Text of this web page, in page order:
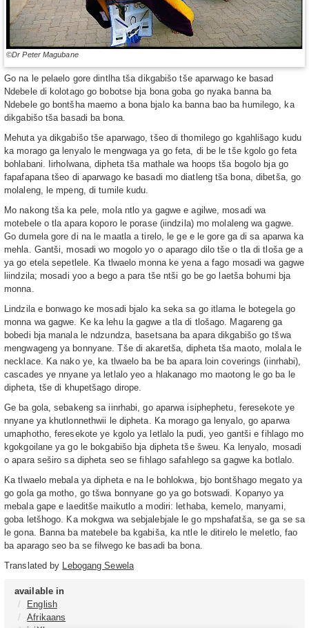
©Dr Peter Magubane
Go na le pelaelo gore dintlha tša dikgabišo tše aparwago ke basad
Ndebele di kolotago go bobotse bja bona goba go nyaka banna ba
Ndebele go bontšha maemo a bona bjalo ka banna bao ba humilego, ka
dikgabišo tša basadi ba bona.
Mehuta ya dikgabišo tše aparwago, tšeo di thomilego go kgahlišago kudu
ka morago ga lenyalo le mengwaga ya go feta, di be le tše kgolo go feta
bohlabani. Iirholwana, dipheta tša mathale wa hoops tša bogolo bja go
fapafapana tšeo di aparwago ke basadi mo diatleng tša bona, dibetša, go
molaleng, le mpeng, di tumile kudu.
Mo nakong tša ka pele, mola ntlo ya gagwe e agilwe, mosadi wa
motebele o tla apara koporo le porase (iindzila) mo molaleng wa gagwe.
Go dumela gore di na le maatla a tirelo, le ge e le gore ga di sa aparwa ka
mehla. Gantši, mosadi wo mogolo yo o aparago dilo tše o tla di tloša ge a
ya go etela sepetlele. Ka tlwaelo monna ke yena a fago mosadi wa gagwe
liindzila; mosadi yoo a bego a para tše ntši go be go laetša bohumi bja
monna.
Lindzila e bonwago ke mosadi bjalo ka seka sa go itlama le botegela go
monna wa gagwe. Ke ka lehu la gagwe a tla di tlošago. Magareng ga
bobedi bja manala le ndzundza, basetsana ba apara dikgabišo go tšwa
mengwageng ya bonnyane. Tše di akaretša, dipheta tša maoto, molala le
necklace. Ka nako ye, ka tlwaelo ba be ba apara loin coverings (iinrhabi),
cascades ye nnyane ya letlalo yeo a hlakanago mo maotong le go ba le
dipheta, tše di khupetšago dirope.
Ge ba gola, sebakeng sa iinrhabi, go aparwa isiphephetu, feresekote ye
nnyane ya khutlonnethwii le dipheta. Ka morago ga lenyalo, go aparwa
umaphotho, feresekote ye kgolo ya letlalo la pudi, yeo gantši e fihlago mo
kgokgoilane ya go le bokgabišo bja dipheta tše šweu. Ka lenyalo, mosadi
o apara seširo sa dipheta seo se fihlago safahlego sa gagwe ka botlalo.
Ka tlwaelo mebala ya dipheta e na le bohlokwa, bjo bontšhago megato ya
go gola ga motho, go tšwa bonnyane go ya go botswadi. Kopanyo ya
mebala gape e laeditše maikutlo a modiri: lethaba, kemelo, manyami,
goba letšhogo. Ka mokgwa wa sebjalebjale le go mpshafatša, se ga se sa
le gona. Banna ba matebele ba kgabiša, ka ntle le ditirelo le meletlo, fao
ba aparago seo ba se filwego ke basadi ba bona.
Translated by Lebogang Sewela
available in
English
Afrikaans